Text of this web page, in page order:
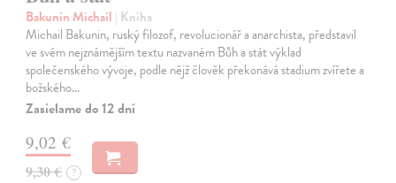
Bakunin Michail | Kniha
Michail Bakunin, ruský filozof, revolucionář a anarchista, představil
ve svém nejznámějším textu nazvaném Bůh a stát výklad
společenského vývoje, podle nějž člověk překonává stadium zvířete a
božského…
Zasielame do 12 dní
9,02 €
9,30 € ?